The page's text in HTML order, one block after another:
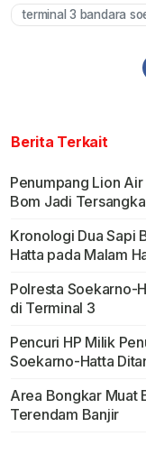
terminal 3 bandara
Berita Terkait
Penumpang Lion
Bom Jadi Tersangka
Kronologi Dua Sapi
Hatta pada Malam
Polresta Soekarno-
di Terminal 3
Pencuri HP Milik
Soekarno-Hatta
Area Bongkar Muat
Terendam Banjir